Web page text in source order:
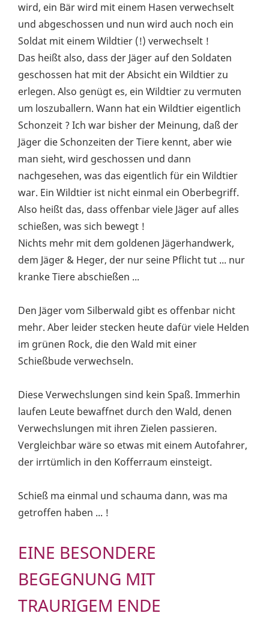
wird, ein Bär wird mit einem Hasen verwechselt
und abgeschossen und nun wird auch noch ein
Soldat mit einem Wildtier (!) verwechselt !
Das heißt also, dass der Jäger auf den Soldaten
geschossen hat mit der Absicht ein Wildtier zu
erlegen. Also genügt es, ein Wildtier zu vermuten
um loszuballern. Wann hat ein Wildtier eigentlich
Schonzeit ? Ich war bisher der Meinung, daß der
Jäger die Schonzeiten der Tiere kennt, aber wie
man sieht, wird geschossen und dann
nachgesehen, was das eigentlich für ein Wildtier
war. Ein Wildtier ist nicht einmal ein Oberbegriff.
Also heißt das, dass offenbar viele Jäger auf alles
schießen, was sich bewegt !
Nichts mehr mit dem goldenen Jägerhandwerk,
dem Jäger & Heger, der nur seine Pflicht tut ... nur
kranke Tiere abschießen ...
Den Jäger vom Silberwald gibt es offenbar nicht
mehr. Aber leider stecken heute dafür viele Helden
im grünen Rock, die den Wald mit einer
Schießbude verwechseln.
Diese Verwechslungen sind kein Spaß. Immerhin
laufen Leute bewaffnet durch den Wald, denen
Verwechslungen mit ihren Zielen passieren.
Vergleichbar wäre so etwas mit einem Autofahrer,
der irrtümlich in den Kofferraum einsteigt.
Schieß ma einmal und schauma dann, was ma
getroffen haben ... !
EINE BESONDERE
BEGEGNUNG MIT
TRAURIGEM ENDE